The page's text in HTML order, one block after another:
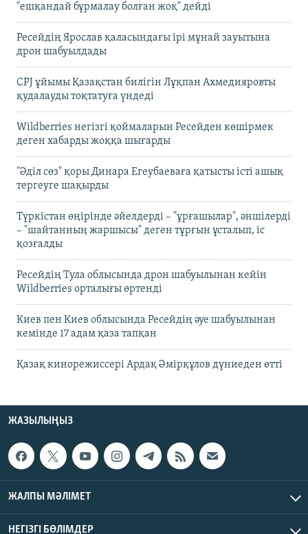
"ешқандай бұрмалау болған жоқ" дейді
Ресейдің Ярослав қаласындағы ірі мұнай зауытына
дрон шабуылдады
CPJ ұйымы Қазақстан билігін Лұқпан Ахмедияровты
қудалауды тоқтатуға үндеді
Wildberries негізгі қоймаларын Ресейден көшірмек
деген хабарды жоққа шығарды
"Әділ сөз" қоры Динара Егеубаеваға қатысты істі ашық
тергеуге шақырды
Түркістан өңірінде әйелдерді – "ұрғашылар", әншілерді
– "шайтанның жаршысы" деген тұрғын ұсталып, іс
қозғалды
Ресейдің Тула облысында дрон шабуылынан кейін
Wildberries орталығы өртенді
Киев пен Киев облысында Ресейдің әуе шабуылынан
кемінде 17 адам қаза тапқан
Қазақ кинорежиссері Ардақ Әмірқұлов дүниеден өтті
ЖАЗЫЛЫҢЫЗ
ЖАЛПЫ МӘЛІМЕТ
НЕГІЗГІ БӨЛІМДЕР